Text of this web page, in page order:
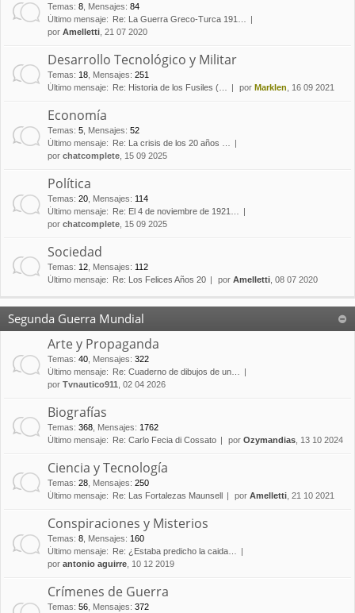
Temas: 8 Mensajes: 84
Último mensaje:
Re: La Guerra Greco-Turca 191…
por Amelletti , 21 07 2020
Desarrollo Tecnológico y Militar
Temas: 18 Mensajes: 251
Último mensaje:
Re: Historia de los Fusiles (… por Marklen , 16 09 2021
Economía
Temas: 5 Mensajes: 52
Último mensaje:
Re: La crisis de los 20 años …
por chatcomplete , 15 09 2025
Política
Temas: 20 Mensajes: 114
Último mensaje:
Re: El 4 de noviembre de 1921…
por chatcomplete , 15 09 2025
Sociedad
Temas: 12 Mensajes: 112
Último mensaje:
Re: Los Felices Años 20 por Amelletti , 08 07 2020
Segunda Guerra Mundial
Arte y Propaganda
Temas: 40 Mensajes: 322
Último mensaje:
Re: Cuaderno de dibujos de un…
por Tvnautico911 , 02 04 2026
Biografías
Temas: 368 Mensajes: 1762
Último mensaje:
Re: Carlo Fecia di Cossato por Ozymandias , 13 10 2024
Ciencia y Tecnología
Temas: 28 Mensajes: 250
Último mensaje:
Re: Las Fortalezas Maunsell por Amelletti , 21 10 2021
Conspiraciones y Misterios
Temas: 8 Mensajes: 160
Último mensaje:
Re: ¿Estaba predicho la caida…
por antonio aguirre , 10 12 2019
Crímenes de Guerra
Temas: 56 Mensajes: 372